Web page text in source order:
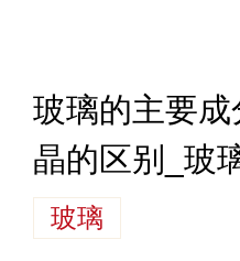
玻璃的主要
晶的区别_玻
玻璃